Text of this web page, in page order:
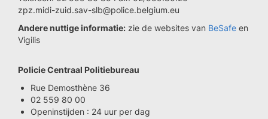
zpz.midi-zuid.sav-slb@police.belgium.eu
Andere nuttige informatie: zie de websites van BeSafe en
Vigilis
Policie Centraal Politiebureau
Rue Demosthène 36
02 559 80 00
Openinstijden : 24 uur per dag